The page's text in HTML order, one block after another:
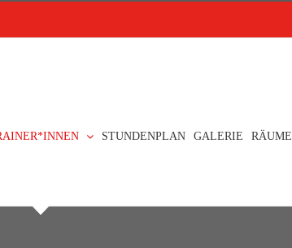
STUNDENPLAN GALERIE RÄUME